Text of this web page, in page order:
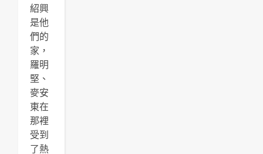
紹興
是他
們的
家，
羅明
堅、
麥安
東在
那裡
受到
了熱